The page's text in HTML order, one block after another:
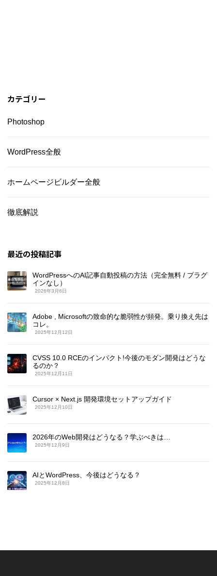
カテゴリー
Photoshop
WordPress全般
ホームページビルダー全般
徹底解説
最近の投稿記事
WordPressへのAI記事自動投稿の方法（完全無料 / プラグ
インなし）
2026年3月6日
Adobe , Microsoftの致命的な脆弱性が頻発。乗り換え先は
コレ。
2025年12月12日
CVSS 10.0 RCEのインパクト!今後のモダン開発はどうな
るのか？
2025年12月11日
Cursor × Next.js 開発環境セットアップガイド
2025年12月10日
2026年のWeb開発はどうなる？学ぶべきは…
2025年12月9日
AIとWordPress、今後はどうなる？
2025年12月8日